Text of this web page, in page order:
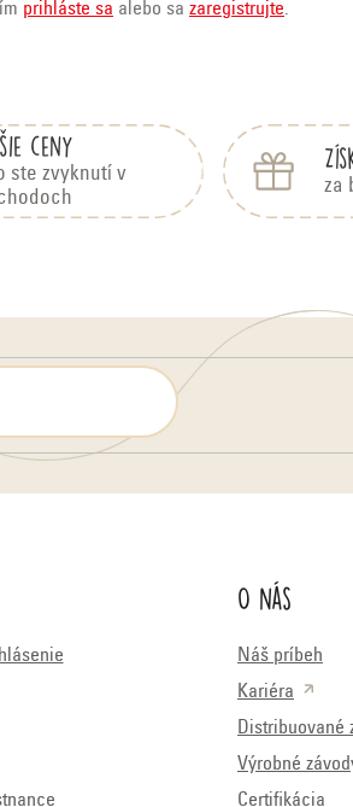
prihláste sa alebo sa zaregistrujte.
ceny
ste zvyknutí v
za
O nás
Náš príbeh
Kariéra
Distribuované
Výrobné
Certifikácia